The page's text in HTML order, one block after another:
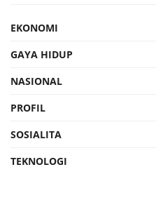
EKONOMI
GAYA HIDUP
NASIONAL
PROFIL
SOSIALITA
TEKNOLOGI